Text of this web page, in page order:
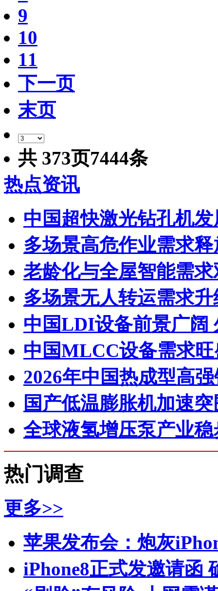
9
10
11
下一页
末页
共 373页7444条
热点资讯
中国超快激光钻孔机
多场景高危作业需求
老龄化与全屋智能需
多场景无人转运需求
中国LDI设备前景广阔
中国MLCC设备需求
2026年中国热成型高
国产低温膨胀机加速
全球液氢增压泵产业
热门调查
更多>>
苹果发布会：炮灰
iPhone8正式发邀请函